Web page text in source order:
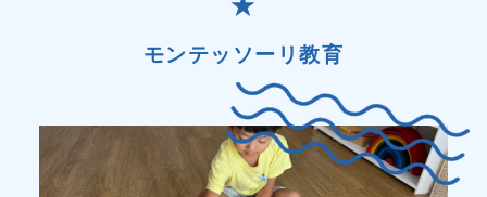
モンテッソーリ教育